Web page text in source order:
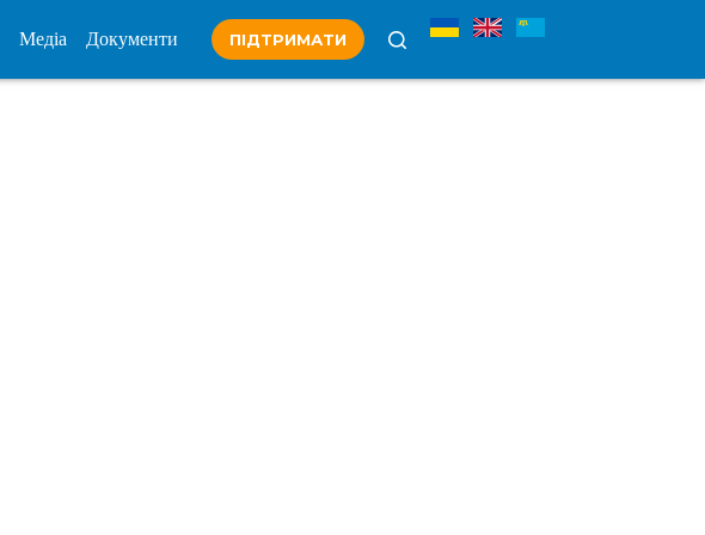
Медіа Документи ПІДТРИМАТИ